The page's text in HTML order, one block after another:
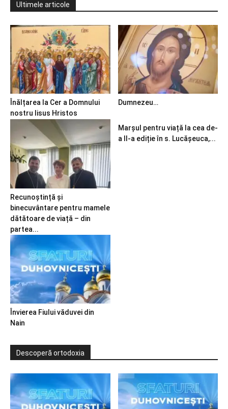
Ultimele articole
Înălțarea la Cer a Domnului
nostru Iisus Hristos
Dumnezeu…
Recunoștință și
binecuvântare pentru mamele
dătătoare de viață – din
partea...
Marșul pentru viață la cea de-
a II-a ediție în s. Lucășeuca,...
Învierea Fiului văduvei din
Nain
Descoperă ortodoxia